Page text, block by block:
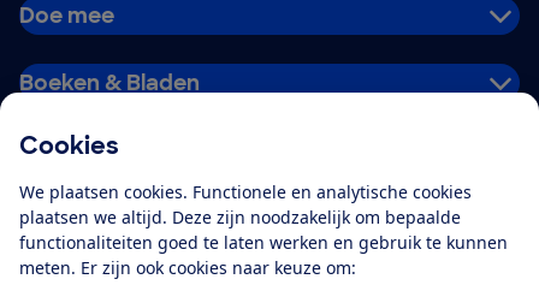
Cookies
We plaatsen cookies. Functionele en analytische cookies
plaatsen we altijd. Deze zijn noodzakelijk om bepaalde
functionaliteiten goed te laten werken en gebruik te kunnen
meten. Er zijn ook cookies naar keuze om:
Doe mee
Boeken & Bladen
Alles over de